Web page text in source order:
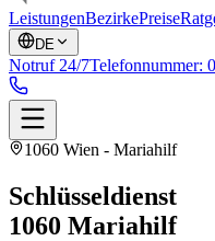
LeistungenBezirkePreise
DE
Notruf 24/7Telefonnummer:
1060 Wien - Mariahilf
Schlüsseldienst
1060 Mariahilf